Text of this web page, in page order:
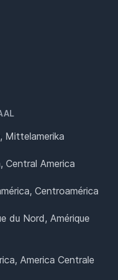
Mittelamerika
Central America
Centroamérica
du Nord, Amérique
America Centrale